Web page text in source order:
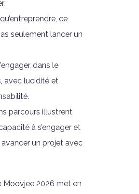
ce
seulement lancer un
dans le
avec lucidité et
parcours illustrent
à s’engager et
avancer un projet avec
Moovjee 2026 met en